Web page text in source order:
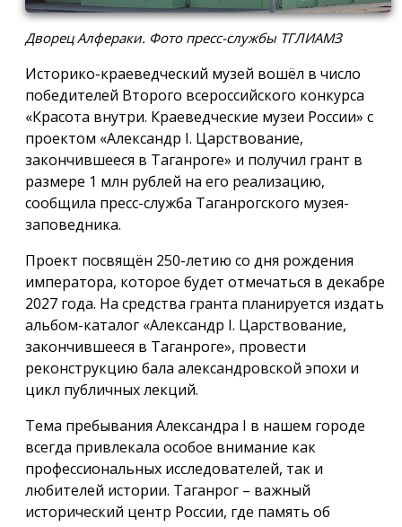
Дворец Алфераки. Фото пресс-службы ТГЛИАМЗ
Историко-краеведческий музей вошёл в число
победителей Второго всероссийского конкурса
«Красота внутри. Краеведческие музеи России» с
проектом «Александр I. Царствование,
закончившееся в Таганроге» и получил грант в
размере 1 млн рублей на его реализацию,
сообщила пресс-служба Таганрогского музея-
заповедника.
Проект посвящён 250-летию со дня рождения
императора, которое будет отмечаться в декабре
2027 года. На средства гранта планируется издать
альбом-каталог «Александр I. Царствование,
закончившееся в Таганроге», провести
реконструкцию бала александровской эпохи и
цикл публичных лекций.
Тема пребывания Александра I в нашем городе
всегда привлекала особое внимание как
профессиональных исследователей, так и
любителей истории. Таганрог – важный
исторический центр России, где память об